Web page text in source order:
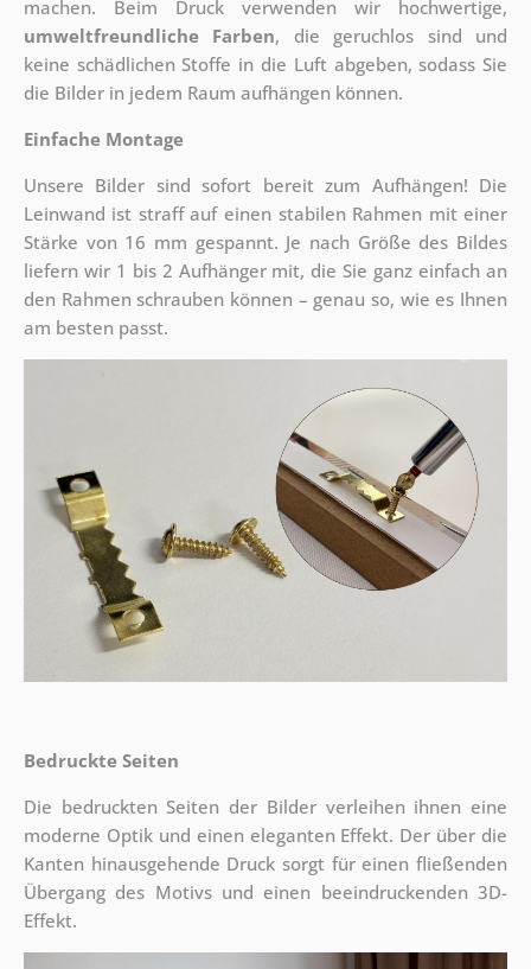
machen. Beim Druck verwenden wir hochwertige,
umweltfreundliche Farben, die geruchlos sind und
keine schädlichen Stoffe in die Luft abgeben, sodass Sie
die Bilder in jedem Raum aufhängen können.
Einfache Montage
Unsere Bilder sind sofort bereit zum Aufhängen! Die
Leinwand ist straff auf einen stabilen Rahmen mit einer
Stärke von 16 mm gespannt. Je nach Größe des Bildes
liefern wir 1 bis 2 Aufhänger mit, die Sie ganz einfach an
den Rahmen schrauben können – genau so, wie es Ihnen
am besten passt.
Bedruckte Seiten
Die bedruckten Seiten der Bilder verleihen ihnen eine
moderne Optik und einen eleganten Effekt. Der über die
Kanten hinausgehende Druck sorgt für einen fließenden
Übergang des Motivs und einen beeindruckenden 3D-
Effekt.